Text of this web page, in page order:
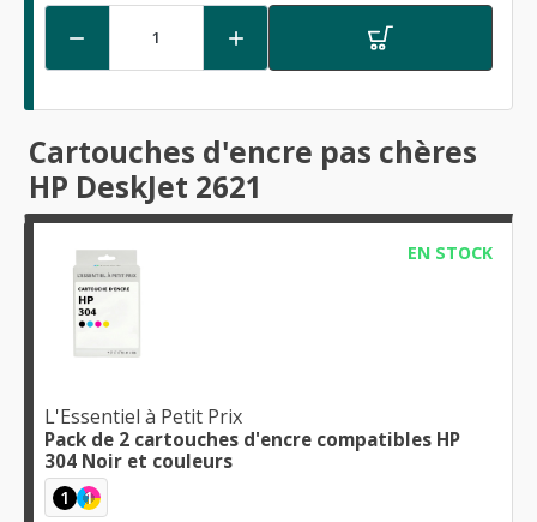
 
Cartouches d'encre pas chères
HP DeskJet 2621
EN STOCK
L'Essentiel à Petit Prix
Pack de 2 cartouches d'encre compatibles HP
304 Noir et couleurs
1 1